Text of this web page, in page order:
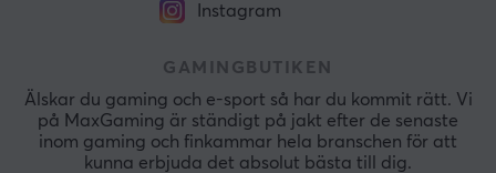
Instagram
GAMINGBUTIKEN
Älskar du gaming och e-sport så har du kommit rätt. Vi
på MaxGaming är ständigt på jakt efter de senaste
inom gaming och finkammar hela branschen för att
kunna erbjuda det absolut bästa till dig.